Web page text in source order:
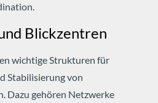
Blickzentren
wichtige Strukturen für
Stabilisierung von
Dazu gehören Netzwerke